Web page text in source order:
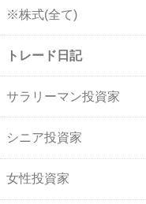
※株式(全て)
トレード日記
サラリーマン投資家
シニア投資家
女性投資家